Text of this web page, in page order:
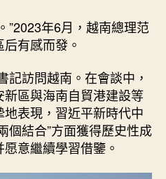
”2023年6月，越南總理范
有感而發。
記訪問越南。在會談中，
區與海南自貿港建設等
表現，習近平新時代中
個結合”方面獲得歷史性成
意繼續學習借鑒。